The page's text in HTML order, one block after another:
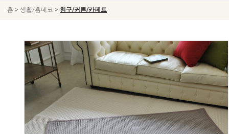
홈 > 생활/홈데코 > 침구/커튼/카페트